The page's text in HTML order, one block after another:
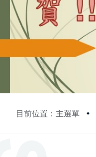
目前位置：主選單